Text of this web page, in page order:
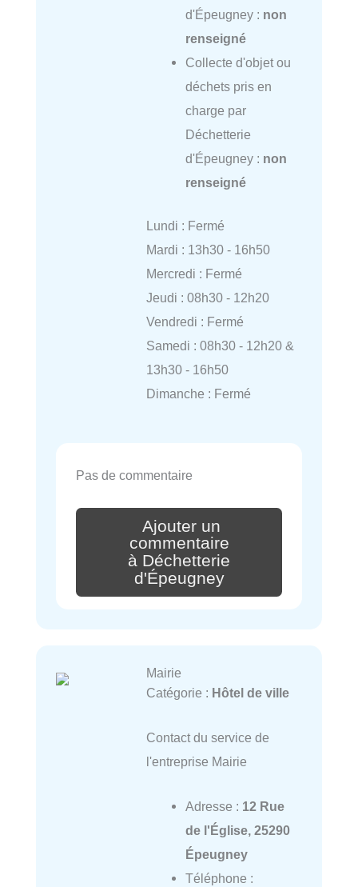
d'Épeugney : non
renseigné
Collecte d'objet ou
déchets pris en
charge par
Déchetterie
d'Épeugney : non
renseigné
Lundi : Fermé
Mardi : 13h30 - 16h50
Mercredi : Fermé
Jeudi : 08h30 - 12h20
Vendredi : Fermé
Samedi : 08h30 - 12h20 &
13h30 - 16h50
Dimanche : Fermé
Pas de commentaire
Ajouter un
commentaire
à Déchetterie
d'Épeugney
Mairie
Catégorie : Hôtel de ville
Contact du service de
l'entreprise Mairie
Adresse : 12 Rue
de l'Église, 25290
Épeugney
Téléphone :